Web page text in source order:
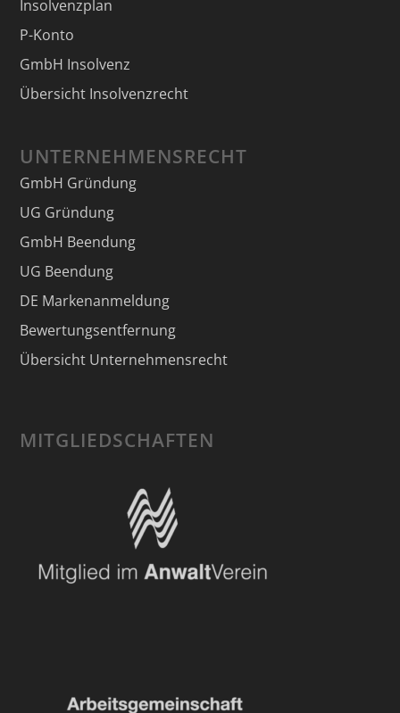
Insolvenzplan
P-Konto
GmbH Insolvenz
Übersicht Insolvenzrecht
UNTERNEHMENSRECHT
GmbH Gründung
UG Gründung
GmbH Beendung
UG Beendung
DE Markenanmeldung
Bewertungsentfernung
Übersicht Unternehmensrecht
MITGLIEDSCHAFTEN